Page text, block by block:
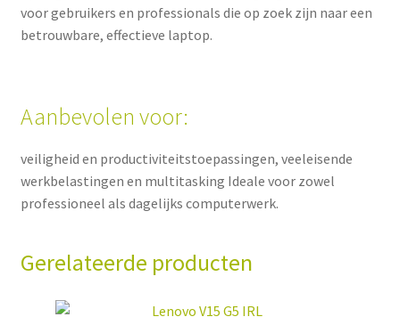
voor gebruikers en professionals die op zoek zijn naar een
betrouwbare, effectieve laptop.
Aanbevolen voor:
veiligheid en productiviteitstoepassingen, veeleisende
werkbelastingen en multitasking Ideale voor zowel
professioneel als dagelijks computerwerk.
Gerelateerde producten